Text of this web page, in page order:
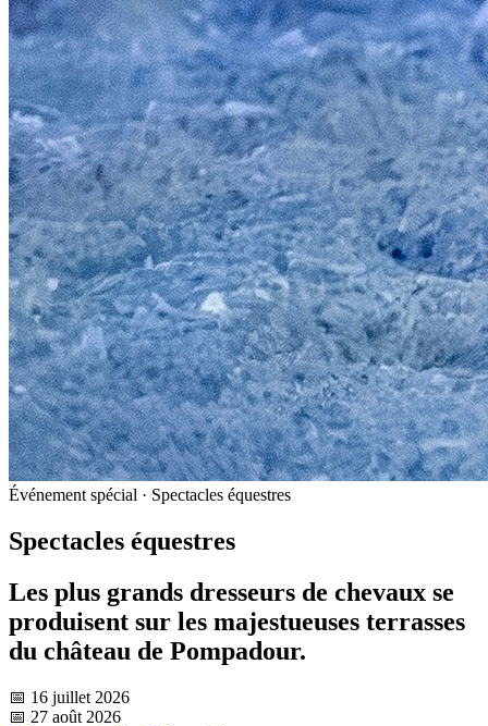
Événement spécial · Spectacles équestres
Spectacles équestres
Les plus grands dresseurs de chevaux se
produisent sur les majestueuses terrasses
du château de Pompadour.
📅 16 juillet 2026
📅 27 août 2026